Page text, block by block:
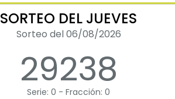
SORTEO DEL JUEVES
Sorteo del 06/08/2026
29238
Serie: 0 - Fracción: 0